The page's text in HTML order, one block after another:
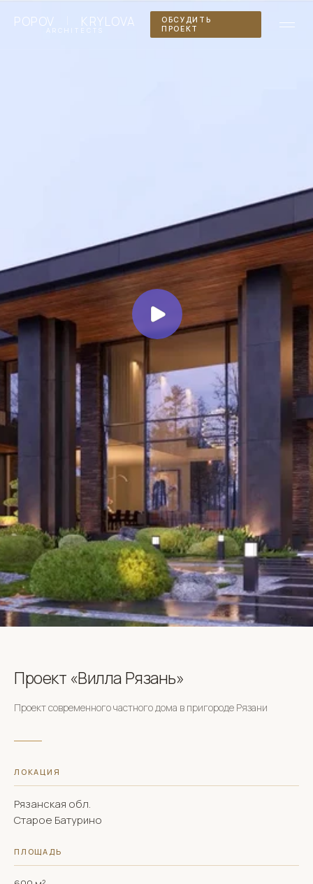
POPOV KRYLOVA
ARCHITECTS
ОБСУДИТЬ
ПРОЕКТ
Проект «Вилла Рязань»
Проект современного частного дома в пригороде Рязани
ЛОКАЦИЯ
Рязанская обл.
Старое Батурино
ПЛОЩАДЬ